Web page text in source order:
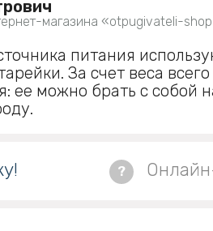
магазина «otpugivateli-
питания
За счет веса
ее можно брать с собой
?